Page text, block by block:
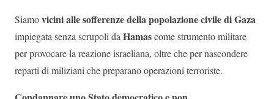
Siamovicini alle sofferenze della popolazione civile di Gaza
impiegata senza scrupoli daHamascome strumento militare
per provocare la reazione israeliana, oltre che per nascondere
reparti di miliziani che preparano operazioni terroriste.